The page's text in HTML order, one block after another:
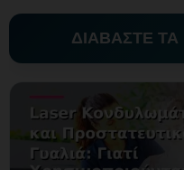
ΔΙΑΒΑΣΤΕ